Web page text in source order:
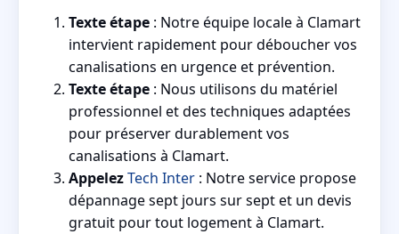
Texte étape : Notre équipe locale à Clamart
intervient rapidement pour déboucher vos
canalisations en urgence et prévention.
Texte étape : Nous utilisons du matériel
professionnel et des techniques adaptées
pour préserver durablement vos
canalisations à Clamart.
AppelezTech Inter : Notre service propose
dépannage sept jours sur sept et un devis
gratuit pour tout logement à Clamart.